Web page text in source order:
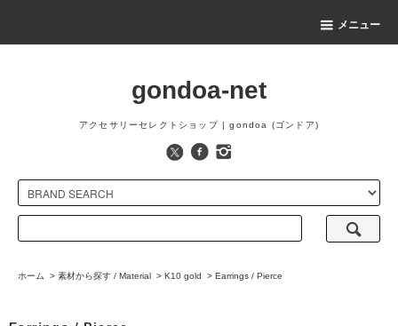
メニュー
gondoa-net
アクセサリーセレクトショップ | gondoa (ゴンドア)
ホーム > 素材から探す / Material > K10 gold > Earrings / Pierce